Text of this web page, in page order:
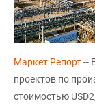
Маркет Репорт--
проектов по
стоимостью